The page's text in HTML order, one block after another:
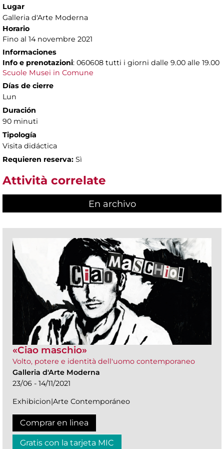
Lugar
Galleria d'Arte Moderna
Horario
Fino al 14 novembre 2021
Informaciones
Info e prenotazioni: 060608 tutti i giorni dalle 9.00 alle 19.00
Scuole Musei in Comune
Días de cierre
Lun
Duración
90 minuti
Tipología
Visita didáctica
Requieren reserva: Sì
Attività correlate
En archivo
«Ciao maschio»
Volto, potere e identità dell'uomo contemporaneo
Galleria d'Arte Moderna
23/06 - 14/11/2021
Exhibicion|Arte Contemporáneo
Comprar en linea
Gratis con la tarjeta MIC